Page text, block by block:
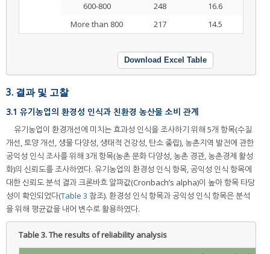
600-800
248
16.6
More than 800
217 14.5
Download Excel Table
3. 결과 및 고찰
3.1 유기농업의 환경성 인식과 친환경 농산물 소비 관계
유기농업이 환경개선에 미치는 효과성 인식을 조사하기 위해 5개 항목(수질
개선, 토양 개선, 생물 다양성, 생태적 건강성, 탄소 중립), 농촌지역 발전에 관한
공익성 인식 조사를 위해 3개 항목(농촌 문화 다양성, 농촌 경관, 농촌경제 활성
화)의 신뢰도를 조사하였다. 유기농업의 환경성 인식 항목, 공익성 인식 항목에
대한 신뢰도 분석 결과 크론바흐 알파값(Cronbach’s alpha)이 높아 항목 타당
성이 확인되었다(Table 3 참조). 환경성 인식 항목과 공익성 인식 항목은 분석
을 위해 평균값을 내어 변수로 활용하였다.
Table 3.The results of reliability analysis